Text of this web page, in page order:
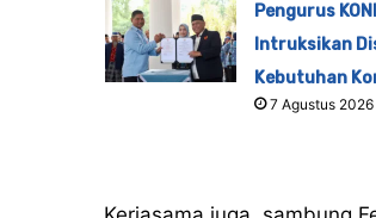
Pengurus
Intruksikan
Kebutuhan
7 Agustus 2026